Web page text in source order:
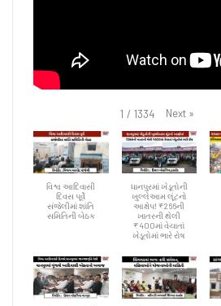
1 / 1334 Next »
વિશ્વ આદિવાસી
દિવસ પૂર્વે
સંજેલીમાં શાંતિ
સમિતિની બેઠક
ધાનપુરમાં ખેડૂતોની
ખુલ્લેઆમ લૂંટનો
આક્ષેપ! ₹266ની
ખાતરની થેલી
₹400માં વેચાતાં
ખેડૂતોમાં ભારે રોષ